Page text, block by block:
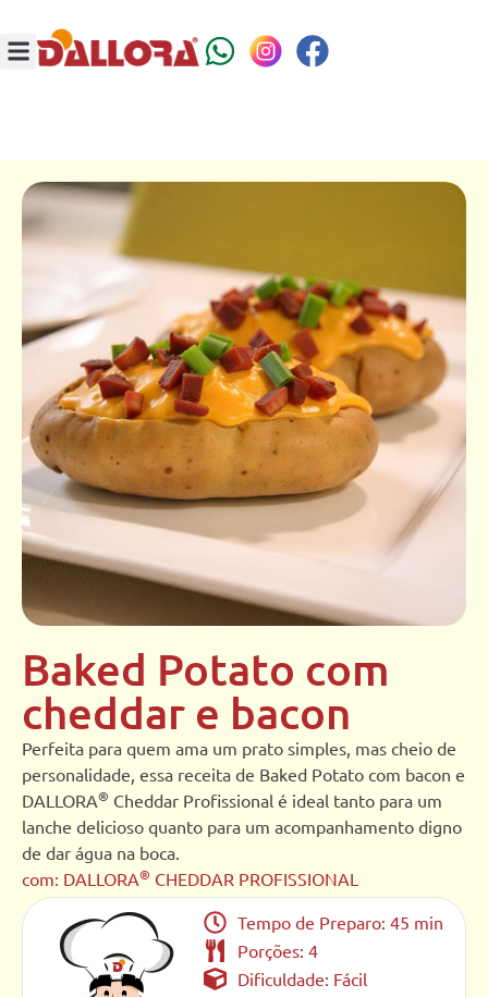
Baked Potato com
cheddar e bacon
Perfeita para quem ama um prato simples, mas cheio de
personalidade, essa receita de Baked Potato com bacon e
DALLORA® Cheddar Profissional é ideal tanto para um
lanche delicioso quanto para um acompanhamento digno
de dar água na boca.
com: DALLORA® CHEDDAR PROFISSIONAL
Tempo de Preparo: 45 min
Porções: 4
Dificuldade: Fácil